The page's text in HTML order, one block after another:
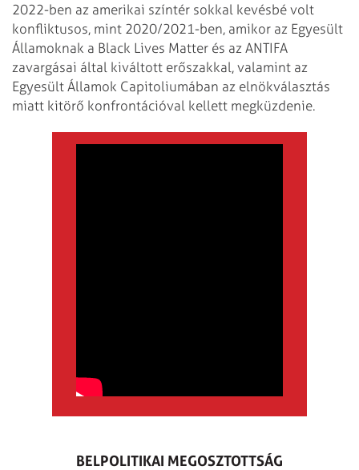
2022-ben az amerikai színtér sokkal kevésbé volt
konfliktusos, mint 2020/2021-ben, amikor az Egyesült
Államoknak a Black Lives Matter és az ANTIFA
zavargásai által kiváltott erőszakkal, valamint az
Egyesült Államok Capitoliumában az elnökválasztás
miatt kitörő konfrontációval kellett megküzdenie.
BELPOLITIKAI MEGOSZTOTTSÁG